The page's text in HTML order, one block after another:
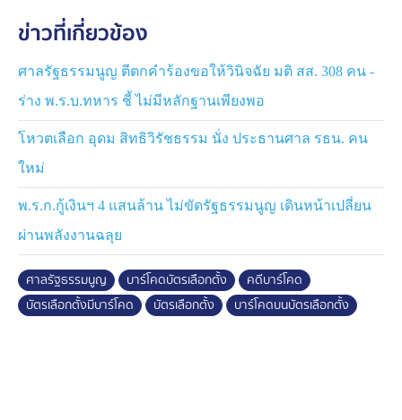
ไว้พิจารณาแล้ว อยู่ระหว่างกระบวนการพิจารณา
ข่าวที่เกี่ยวข้อง
ศาลรัฐธรรมนูญ ตีตกคำร้องขอให้วินิจฉัย มติ สส. 308 คน -
ร่าง พ.ร.บ.ทหาร ชี้ ไม่มีหลักฐานเพียงพอ
โหวตเลือก อุดม สิทธิวิรัชธรรม นั่ง ประธานศาล รธน. คน
ใหม่
พ.ร.ก.กู้เงินฯ 4 แสนล้าน ไม่ขัดรัฐธรรมนูญ เดินหน้าเปลี่ยน
ผ่านพลังงานฉลุย
ศาลรัฐธรรมนูญ บาร์โคดบัตรเลือกตั้ง
คดีบาร์โคด
บัตรเลือกตั้งมีบาร์โคด
บัตรเลือกตั้ง บาร์โคดบนบัตรเลือกตั้ง